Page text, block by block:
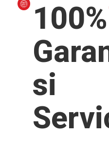
100%
si